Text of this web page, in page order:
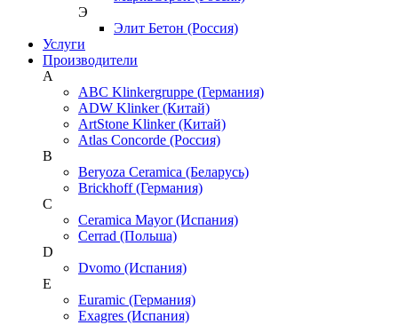
Э
Элит Бетон (Россия)
Услуги
Производители
A
ABC Klinkergruppe (Германия)
ADW Klinker (Китай)
ArtStone Klinker (Китай)
Atlas Concorde (Россия)
B
Beryoza Ceramica (Беларусь)
Brickhoff (Германия)
C
Ceramica Mayor (Испания)
Cerrad (Польша)
D
Dvomo (Испания)
E
Euramic (Германия)
Exagres (Испания)